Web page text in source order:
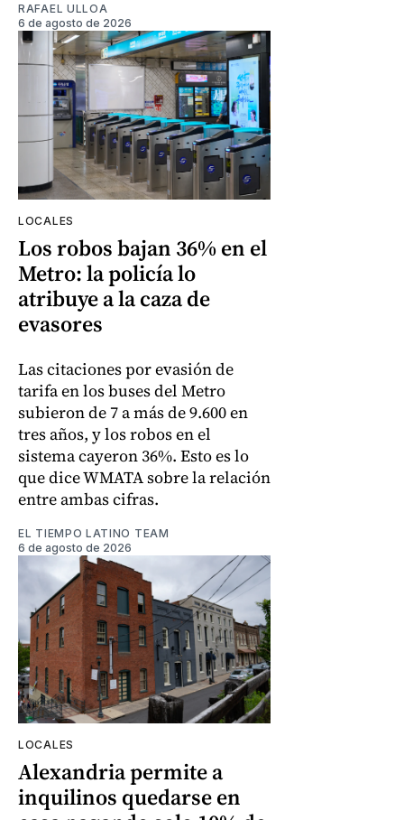
RAFAEL ULLOA
6 de agosto de 2026
LOCALES
Los robos bajan 36% en el
Metro: la policía lo
atribuye a la caza de
evasores
Las citaciones por evasión de
tarifa en los buses del Metro
subieron de 7 a más de 9.600 en
tres años, y los robos en el
sistema cayeron 36%. Esto es lo
que dice WMATA sobre la relación
entre ambas cifras.
EL TIEMPO LATINO TEAM
6 de agosto de 2026
LOCALES
Alexandria permite a
inquilinos quedarse en